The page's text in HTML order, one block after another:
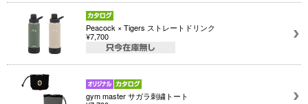
Peacock × Tigers ストレートドリンク
¥7,700
gym master サガラ刺繍トート